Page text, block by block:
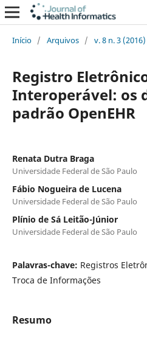
Início / Arquivos / v. 8 n. 3 (2016)
Registro
Interoperável: os
padrão OpenEHR
Renata Dutra Braga
Universidade Federal de São Paulo
Fábio Nogueira de Lucena
Universidade Federal de São Paulo
Plínio de Sá Leitão-Júnior
Universidade Federal de São Paulo
Palavras-chave: Registros
Troca de Informações
Resumo